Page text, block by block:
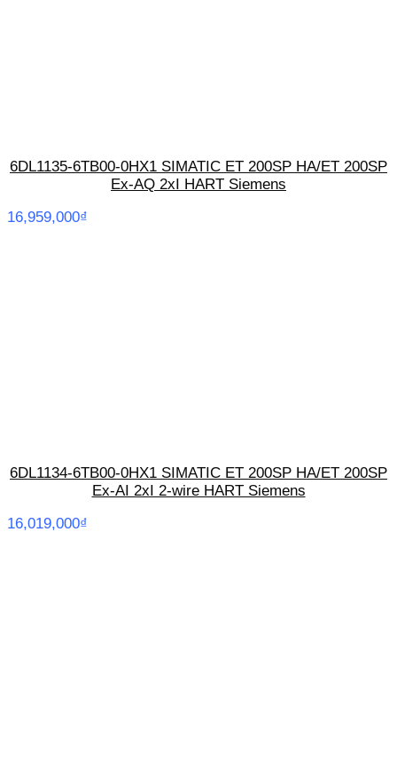
6DL1135-6TB00-0HX1 SIMATIC ET 200SP HA/ET 200SP
Ex-AQ 2xI HART Siemens
16,959,000₫
6DL1134-6TB00-0HX1 SIMATIC ET 200SP HA/ET 200SP
Ex-AI 2xI 2-wire HART Siemens
16,019,000₫